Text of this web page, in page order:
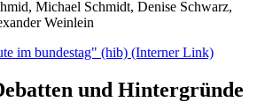
Michael Schmidt, Denise Schwarz,
Weinlein
im bundestag" (hib) (Interner Link)
und Hintergründe